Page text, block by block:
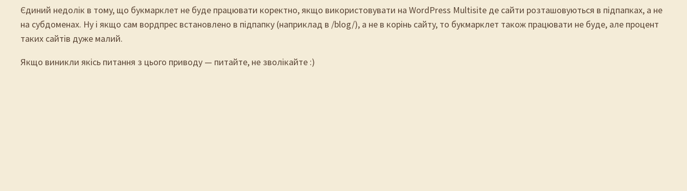
Єдиний недолік в тому, що букмарклет не буде працювати коректно, якщо використовувати на WordPress Multisite де сайти розташовуються в підпапках, а не
на субдоменах. Ну і якщо сам вордпрес встановлено в підпапку (наприклад в /blog/), а не в корінь сайту, то букмарклет також працювати не буде, але процент
таких сайтів дуже малий.
Якщо виникли якісь питання з цього приводу — питайте, не зволікайте :)